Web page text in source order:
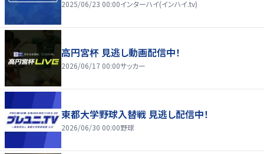
2025/06/23 00:00インターハイ(インハイ.tv)
高円宮杯 見逃し動画配信中！
2026/06/17 00:00サッカー
東都大学野球入替戦 見逃し配信中！
2026/06/30 00:00野球